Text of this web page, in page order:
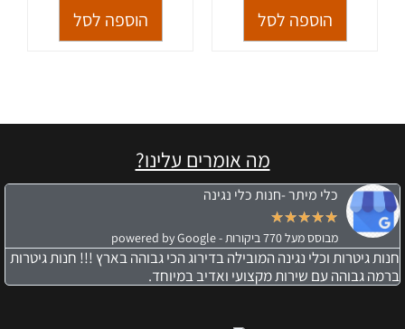
הוספה לסל הוספה לסל
מה אומרים עלינו?
כלי מיתר -חנות כלי נגינה
★
★
★
★
★
מבוסס מעל 770 ביקורות - powered by Google
חנות גיטרות וכלי נגינה המובילה בדירוג הכי גבוהה בארץ !!! חנות גיטרות
ברמה גבוהה עם שירות מקצועי ואדיב במיוחד.